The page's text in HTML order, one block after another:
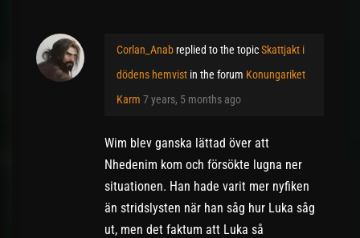
Corlan_Anab replied to the topicSkattjakt i
dödens hemvist in the forum Konungariket
Karm 7 years, 5 months ago
Wim blev ganska lättad över att
Nhedenim kom och försökte lugna ner
situationen. Han hade varit mer nyfiken
än stridslysten när han såg hur Luka såg
ut, men det faktum att Luka så